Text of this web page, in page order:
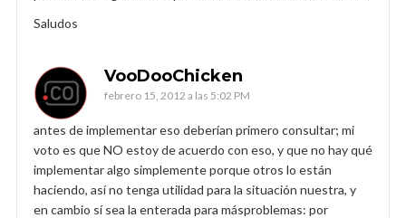
Saludos
VooDooChicken
febrero 15, 2012 a las 5:02 PM
antes de implementar eso deberían primero consultar; mi
voto es que NO estoy de acuerdo con eso, y que no hay qué
implementar algo simplemente porque otros lo están
haciendo, así no tenga utilidad para la situación nuestra, y
en cambio sí sea la enterada para másproblemas: por